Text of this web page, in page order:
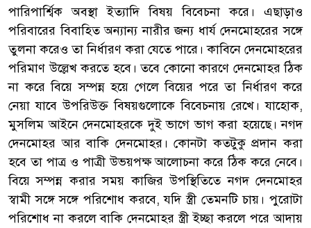
পারিপার্শ্বিক অবস্থা ইত্যাদি বিষয় বিবেচনা করে। এছাড়াও
পরিবারের বিবাহিত অন্যান্য নারীর জন্য ধার্য দেনমোহরের সঙ্গে
তুলনা করেও তা নির্ধারণ করা যেতে পারে। কাবিনে দেনমোহরের
পরিমাণ উল্লেখ করতে হবে। তবে কোনো কারণে দেনমোহর ঠিক
না করে বিয়ে সম্পন্ন হয়ে গেলে বিয়ের পরে তা নির্ধারণ করে
নেয়া যাবে উপরিউক্ত বিষয়গুলোকে বিবেচনায় রেখে। যাহোক,
মুসলিম আইনে দেনমোহরকে দুই ভাগে ভাগ করা হয়েছে। নগদ
দেনমোহর আর বাকি দেনমোহর। কোনটা কতটুকু প্রদান করা
হবে তা পাত্র ও পাত্রী উভয়পক্ষ আলোচনা করে ঠিক করে নেবে।
বিয়ে সম্পন্ন করার সময় কাজির উপস্থিতিতে নগদ দেনমোহর
স্বামী সঙ্গে সঙ্গে পরিশোধ করবে, যদি স্ত্রী তেমনটি চায়। পুরোটা
পরিশোধ না করলে বাকি দেনমোহর স্ত্রী ইচ্ছা করলে পরে আদায়